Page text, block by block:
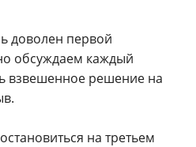
доволен первой
обсуждаем каждый
взвешенное решение на
на третьем